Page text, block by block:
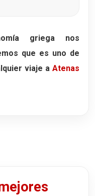
griega nos
que es uno de
viaje a Atenas